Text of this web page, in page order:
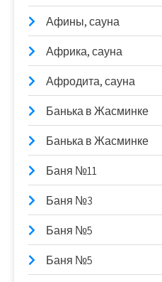
Афины, сауна
Африка, сауна
Афродита, сауна
Банька в Жасминке
Банька в Жасминке
Баня №11
Баня №3
Баня №5
Баня №5